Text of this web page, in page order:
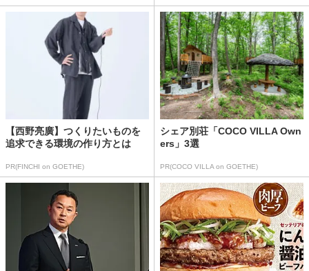
【西野亮廣】つくりたいものを
追求できる環境の作り方とは
PR(FINCHI on GOETHE)
シェア別荘「COCO VILLA Own
ers」3選
PR(COCO VILLA on GOETHE)